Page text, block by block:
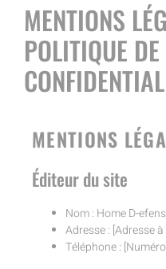
MENTIONS
POLITIQUE DE
MENTIONS
Éditeur du site
Nom : Home D-
Adresse : [Adresse
Téléphone :